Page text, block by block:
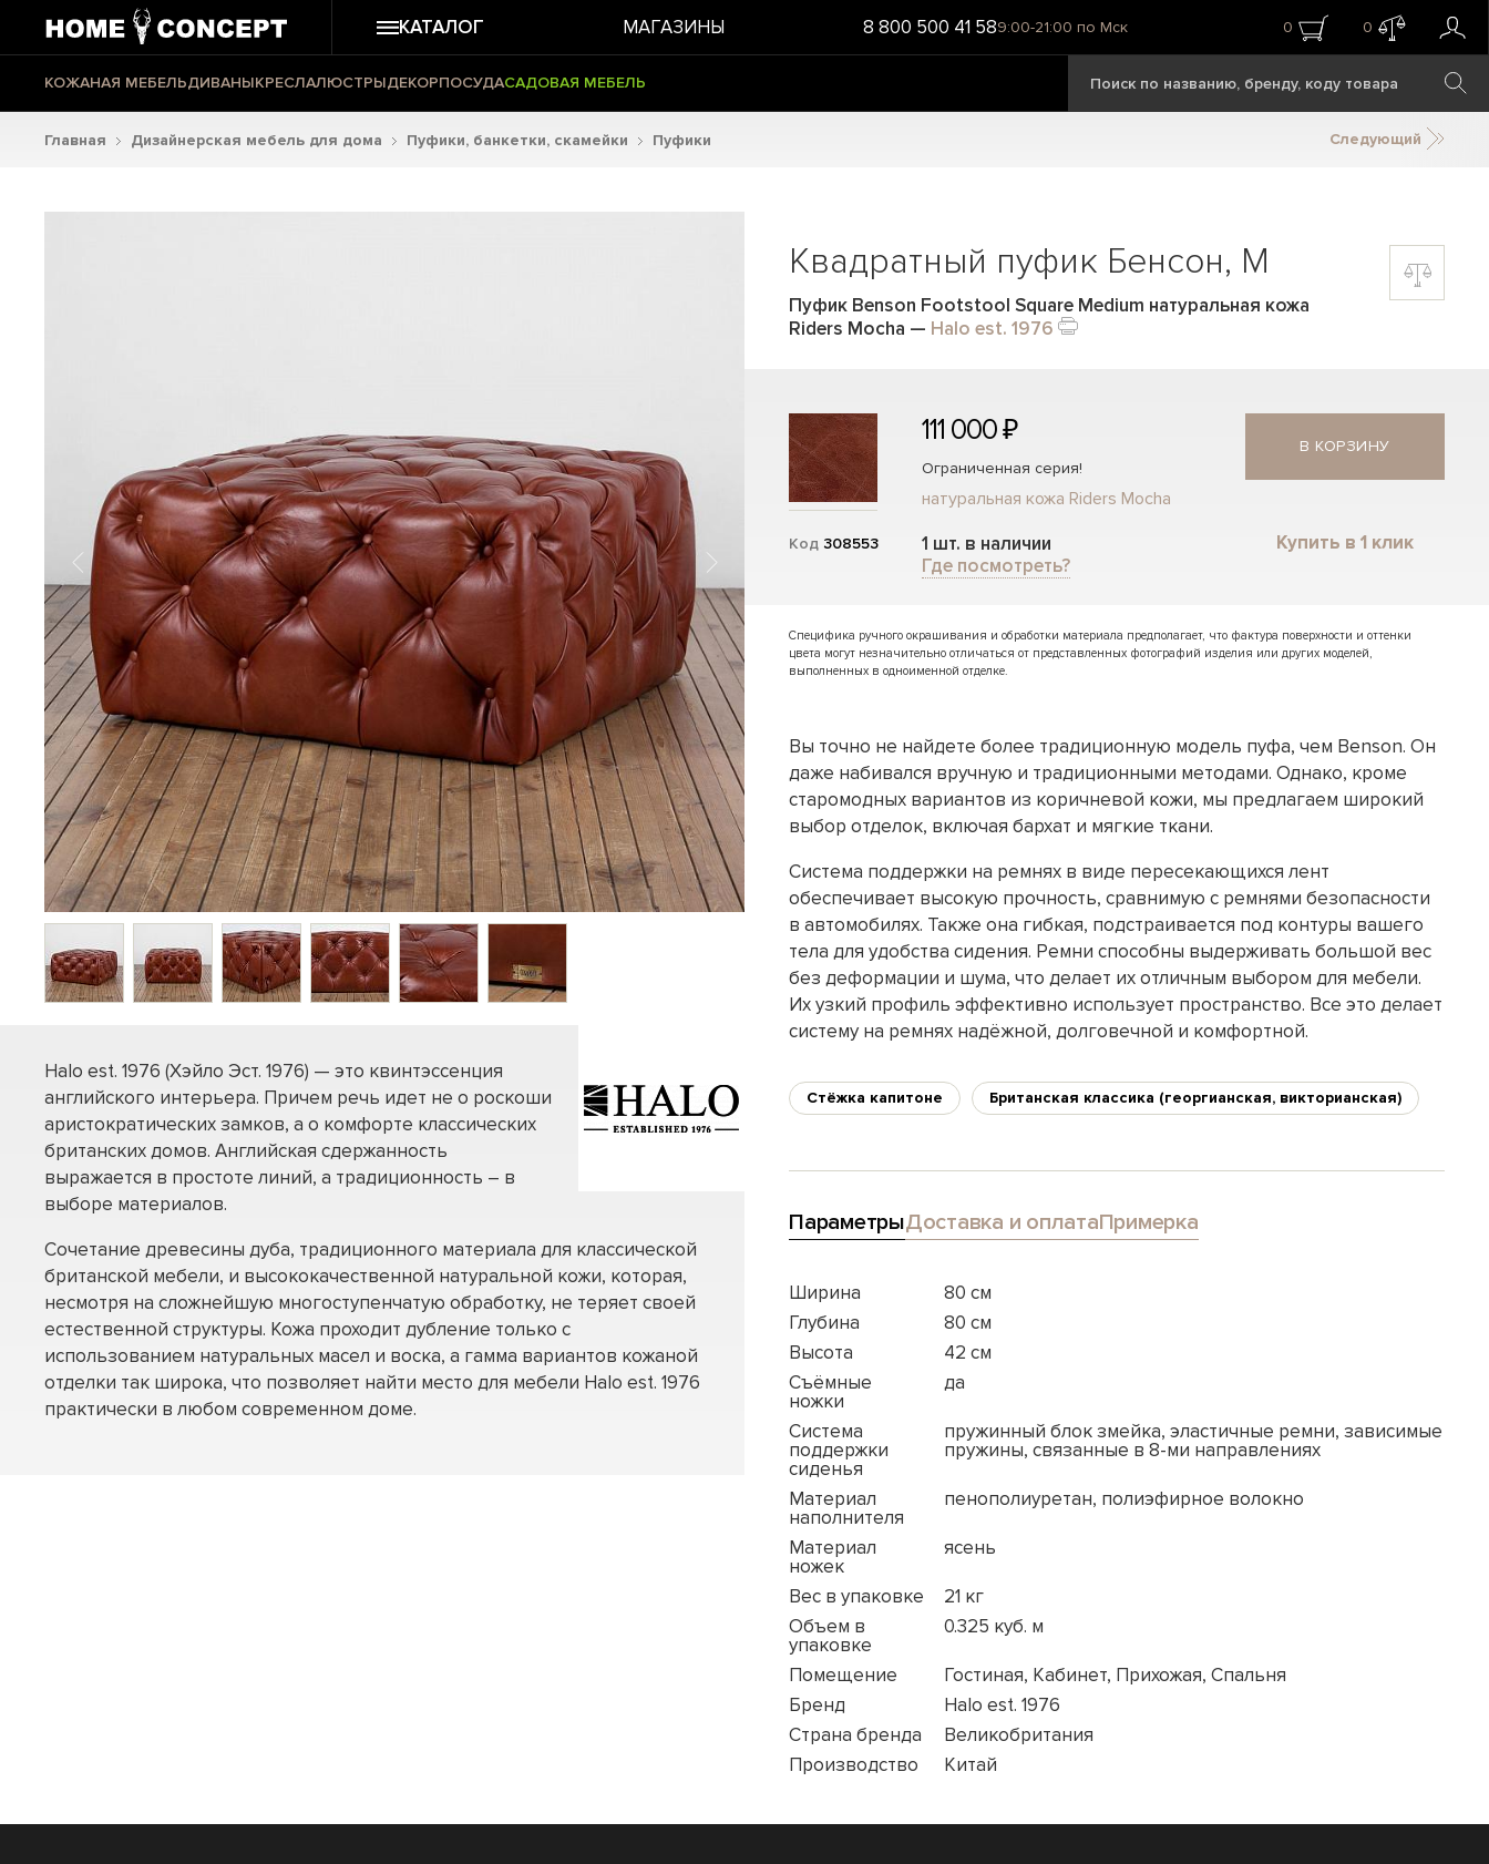
КАТАЛОГ МАГАЗИНЫ 8 800 500 41 589:00-21:00 по Мск 0 0
КОЖАНАЯ МЕБЕЛЬДИВАНЫКРЕСЛАЛЮСТРЫДЕКОРПОСУДАСАДОВАЯ МЕБЕЛЬ
Главная Дизайнерская мебель для дома Пуфики, банкетки, скамейки Пуфики Следующий
Halo est. 1976 (Хэйло Эст. 1976) — это квинтэссенция
английского интерьера. Причем речь идет не о роскоши
аристократических замков, а о комфорте классических
британских домов. Английская сдержанность
выражается в простоте линий, а традиционность – в
выборе материалов.
Сочетание древесины дуба, традиционного материала для классической
британской мебели, и высококачественной натуральной кожи, которая,
несмотря на сложнейшую многоступенчатую обработку, не теряет своей
естественной структуры. Кожа проходит дубление только с
использованием натуральных масел и воска, а гамма вариантов кожаной
отделки так широка, что позволяет найти место для мебели Halo est. 1976
практически в любом современном доме.
Квадратный пуфик Бенсон, M
Пуфик Benson Footstool Square Medium натуральная кожа
Riders Mocha — Halo est. 1976
Код 308553
111 000 ₽
Ограниченная серия!
натуральная кожа Riders Mocha
1 шт. в наличии
Где посмотреть?
В КОРЗИНУ
Купить в 1 клик
Специфика ручного окрашивания и обработки материала предполагает, что фактура поверхности и оттенки
цвета могут незначительно отличаться от представленных фотографий изделия или других моделей,
выполненных в одноименной отделке.
Вы точно не найдете более традиционную модель пуфа, чем Benson. Он
даже набивался вручную и традиционными методами. Однако, кроме
старомодных вариантов из коричневой кожи, мы предлагаем широкий
выбор отделок, включая бархат и мягкие ткани.
Система поддержки на ремнях в виде пересекающихся лент
обеспечивает высокую прочность, сравнимую с ремнями безопасности
в автомобилях. Также она гибкая, подстраивается под контуры вашего
тела для удобства сидения. Ремни способны выдерживать большой вес
без деформации и шума, что делает их отличным выбором для мебели.
Их узкий профиль эффективно использует пространство. Все это делает
систему на ремнях надёжной, долговечной и комфортной.
Стёжка капитоне Британская классика (георгианская, викторианская)
ПараметрыДоставка и оплатаПримерка
Ширина
80 см
Глубина
80 см
Высота
42 см
Съёмные
ножки
да
Система
поддержки
сиденья
пружинный блок змейка, эластичные ремни, зависимые
пружины, связанные в 8-ми направлениях
Материал
наполнителя
пенополиуретан, полиэфирное волокно
Материал
ножек
ясень
Вес в упаковке
21 кг
Объем в
упаковке
0.325 куб. м
Помещение
Гостиная, Кабинет, Прихожая, Спальня
Бренд
Halo est. 1976
Страна бренда
Великобритания
Производство
Китай